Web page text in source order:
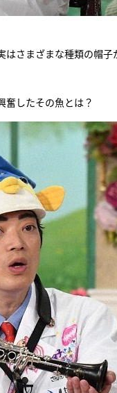
さまざまな種類の帽
奮したその魚とは？